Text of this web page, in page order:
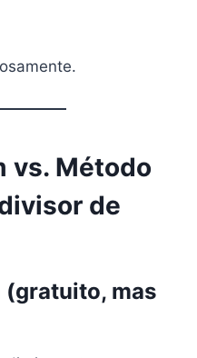
vs. Método
de
(gratuito, mas